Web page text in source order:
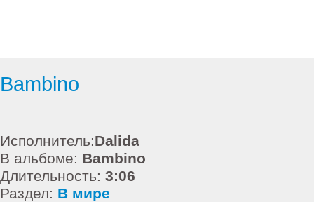
Bambino
Исполнитель:Dalida
В альбоме: Bambino
Длительность: 3:06
Раздел: В мире